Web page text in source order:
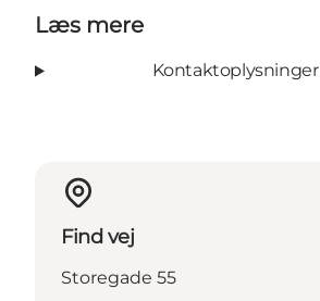
Læs mere
Kontaktoplysninger
Find vej
Storegade 55